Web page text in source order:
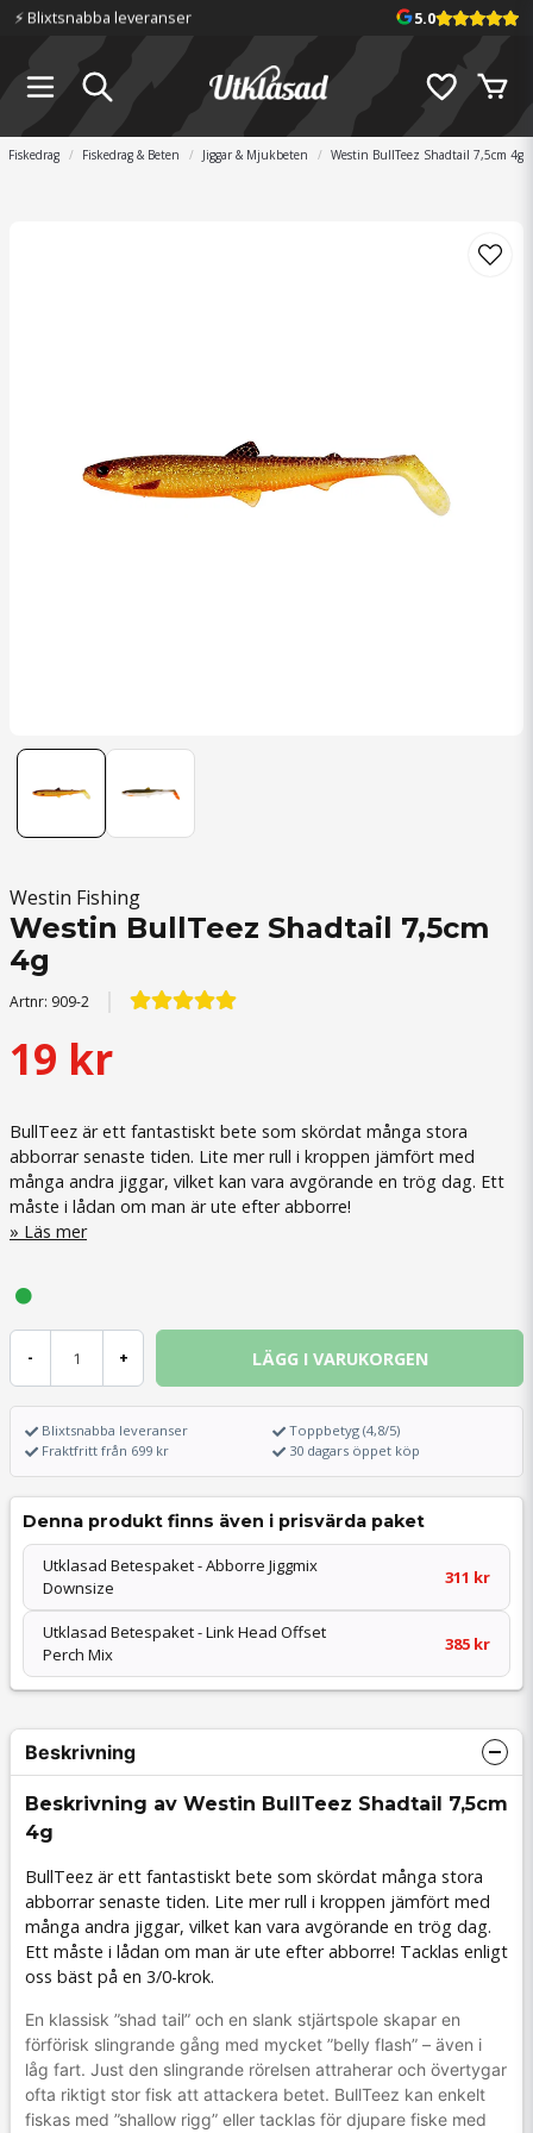
⚡️ Blixtsnabba leveranser 5.0
Fiskedrag Fiskedrag & Beten Jiggar & Mjukbeten Westin BullTeez Shadtail 7,5cm 4g
Westin Fishing
Westin BullTeez Shadtail 7,5cm
4g
Artnr: 909-2
19 kr
BullTeez är ett fantastiskt bete som skördat många stora
abborrar senaste tiden. Lite mer rull i kroppen jämfört med
många andra jiggar, vilket kan vara avgörande en trög dag. Ett
måste i lådan om man är ute efter abborre!
Läs mer
- + LÄGG I VARUKORGEN
Blixtsnabba leveranser
Fraktfritt från 699 kr
Toppbetyg (4,8/5)
30 dagars öppet köp
Denna produkt finns även i prisvärda paket
Utklasad Betespaket - Abborre Jiggmix
Downsize
311 kr
Utklasad Betespaket - Link Head Offset
Perch Mix
385 kr
Beskrivning
Beskrivning av Westin BullTeez Shadtail 7,5cm
4g
BullTeez är ett fantastiskt bete som skördat många stora
abborrar senaste tiden. Lite mer rull i kroppen jämfört med
många andra jiggar, vilket kan vara avgörande en trög dag.
Ett måste i lådan om man är ute efter abborre! Tacklas enligt
oss bäst på en 3/0-krok.
En klassisk ”shad tail” och en slank stjärtspole skapar en
förförisk slingrande gång med mycket ”belly flash” – även i
låg fart. Just den slingrande rörelsen attraherar och övertygar
ofta riktigt stor fisk att attackera betet. BullTeez kan enkelt
fiskas med ”shallow rigg” eller tacklas för djupare fiske med